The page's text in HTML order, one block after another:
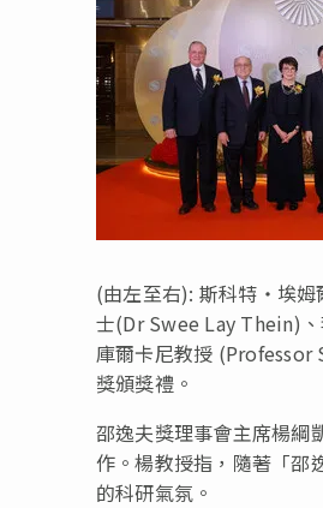
(由左至右): 斯科特・埃
士(Dr Swee Lay Thein)
庫爾卡尼教授 (Professor
獎頒獎禮。
邵逸夫獎理事會主席楊綱
作。楊教授指，隨著「邵
的科研氣氛。